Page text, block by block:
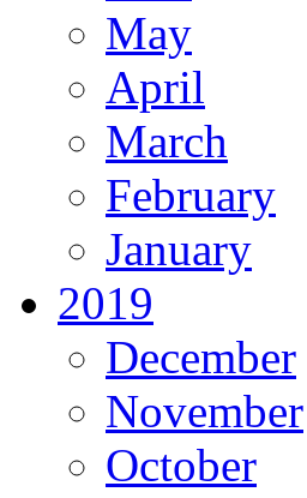
May
April
March
February
January
2019
December
November
October